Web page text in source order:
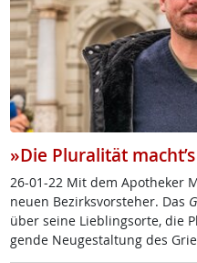
»Die Pluralität
26-01-22 Mit dem Apo­the­ker
neu­en Be­zirks­vor­ste­her. Das
über sei­ne Lie­b­ling­s­or­te, die
gen­de Neu­ge­stal­tung des